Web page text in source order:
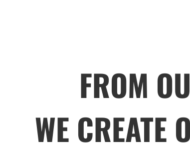
FROM
WE CREATE